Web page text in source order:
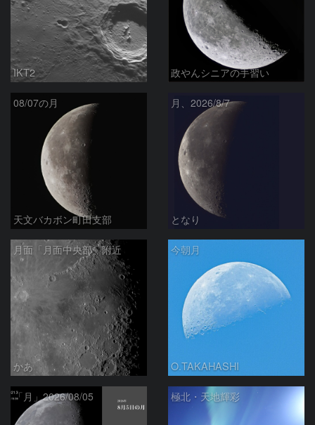
IKT2 政やんシニアの手習い
08/07の月
天文バカボン町田支部
月、2026/8/7
となり
月面「月面中央部」附近
かあ
今朝月
O.TAKAHASHI
「月」2026/08/05 極北・天地輝彩